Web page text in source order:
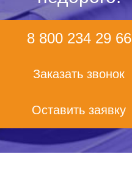
8 800 234 29 66
Заказать звонок
Оставить заявку